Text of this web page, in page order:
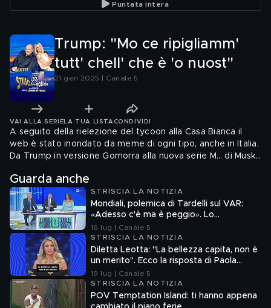
brani in gara. Sarà un
Puntata intera
Trump: "Mo ce ripigliamm'
tutt' chell' che è 'o nuost"
21 gen 2025 | Canale 5
VAI ALLA SERIE LA TUA LISTA CONDIVIDI
A seguito della rielezione del tycoon alla Casa Bianca il
web è stato inondato da meme di ogni tipo, anche in Italia.
Da Trump in versione Gomorra alla nuova serie M… di Musk,
Guarda anche
STRISCIA LA NOTIZIA
Mondiali, polemica di Tardelli sul VAR:
«Adesso c'è ma è peggio». Lo
scappellotto di Bellingham a Barco
16 lug | Canale 5
STRISCIA LA NOTIZIA
Diletta Leotta: "La bellezza capita, non è
un merito". Ecco la risposta di Paola
Ferrari
19 lug | Canale 5
STRISCIA LA NOTIZIA
POV Temptation Island: ti hanno appena